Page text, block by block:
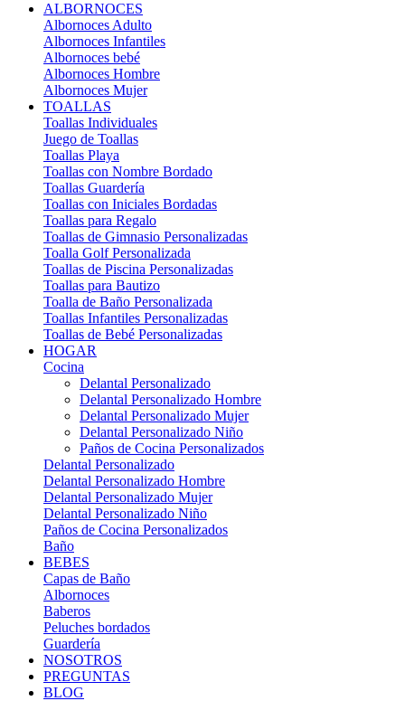
ALBORNOCES
Albornoces Adulto
Albornoces Infantiles
Albornoces bebé
Albornoces Hombre
Albornoces Mujer
TOALLAS
Toallas Individuales
Juego de Toallas
Toallas Playa
Toallas con Nombre Bordado
Toallas Guardería
Toallas con Iniciales Bordadas
Toallas para Regalo
Toallas de Gimnasio Personalizadas
Toalla Golf Personalizada
Toallas de Piscina Personalizadas
Toallas para Bautizo
Toalla de Baño Personalizada
Toallas Infantiles Personalizadas
Toallas de Bebé Personalizadas
HOGAR
Cocina
Delantal Personalizado
Delantal Personalizado Hombre
Delantal Personalizado Mujer
Delantal Personalizado Niño
Paños de Cocina Personalizados
Delantal Personalizado
Delantal Personalizado Hombre
Delantal Personalizado Mujer
Delantal Personalizado Niño
Paños de Cocina Personalizados
Baño
BEBES
Capas de Baño
Albornoces
Baberos
Peluches bordados
Guardería
NOSOTROS
PREGUNTAS
BLOG